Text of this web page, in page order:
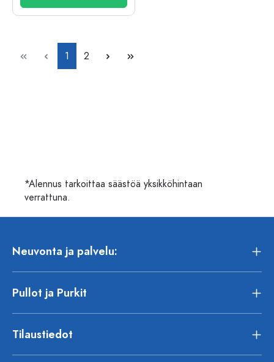
Sivu
1 Sivu
2
*Alennus tarkoittaa säästöä yksikköhintaan
verrattuna.
Neuvonta ja palvelu:
Pullot ja Purkit
Tilaustiedot